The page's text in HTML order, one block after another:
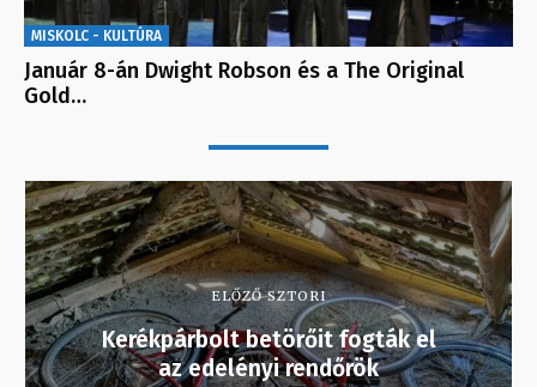
MISKOLC - KULTÚRA
Január 8-án Dwight Robson és a The Original
Gold…
ELŐZŐ SZTORI
Kerékpárbolt betörőit fogták el
az edelényi rendőrök